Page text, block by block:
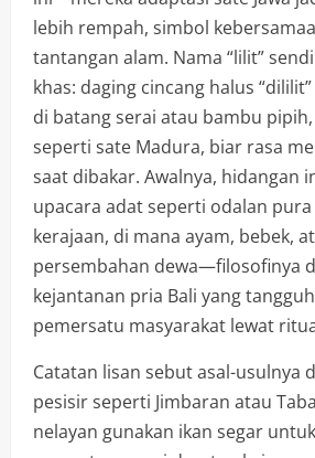
lebih rempah, simbol
tantangan alam. Nama “lilit”
khas: daging cincang halus
di batang serai atau bambu
seperti sate Madura, biar rasa
saat dibakar. Awalnya, hidangan
upacara adat seperti odalan
kerajaan, di mana ayam, bebek,
persembahan dewa—filosofinya
kejantanan pria Bali yang
pemersatu masyarakat lewat
Catatan lisan sebut asal-usulnya
pesisir seperti Jimbaran atau
nelayan gunakan ikan segar